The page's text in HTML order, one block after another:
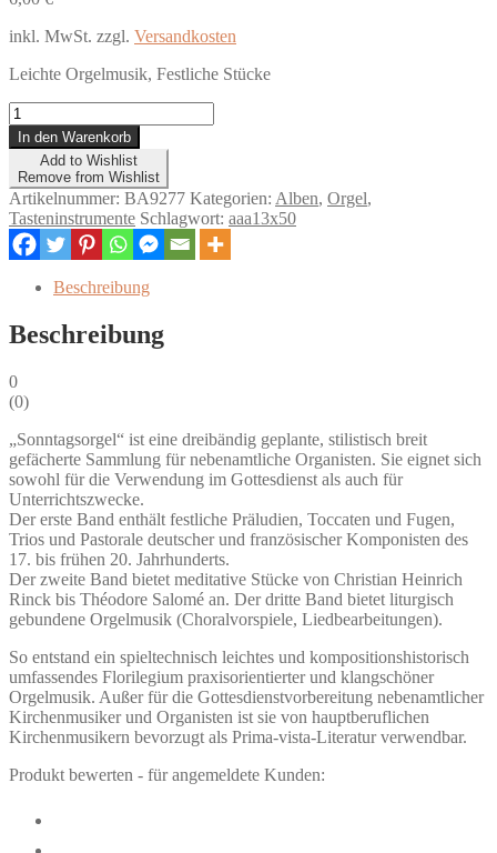
inkl. MwSt. zzgl. Versandkosten
Leichte Orgelmusik, Festliche Stücke
Sonntagsorgel
Bd.
1
Menge
In den Warenkorb
Add to Wishlist
Remove from Wishlist
Artikelnummer: BA9277 Kategorien: Alben, Orgel,
Tasteninstrumente Schlagwort: aaa13x50
Beschreibung
Beschreibung
0
(0)
„Sonntagsorgel“ ist eine dreibändig geplante, stilistisch breit
gefächerte Sammlung für nebenamtliche Organisten. Sie eignet sich
sowohl für die Verwendung im Gottesdienst als auch für
Unterrichtszwecke.
Der erste Band enthält festliche Präludien, Toccaten und Fugen,
Trios und Pastorale deutscher und französischer Komponisten des
17. bis frühen 20. Jahrhunderts.
Der zweite Band bietet meditative Stücke von Christian Heinrich
Rinck bis Théodore Salomé an. Der dritte Band bietet liturgisch
gebundene Orgelmusik (Choralvorspiele, Liedbearbeitungen).
So entstand ein spieltechnisch leichtes und kompositionshistorisch
umfassendes Florilegium praxisorientierter und klangschöner
Orgelmusik. Außer für die Gottesdienstvorbereitung nebenamtlicher
Kirchenmusiker und Organisten ist sie von hauptberuflichen
Kirchenmusikern bevorzugt als Prima-vista-Literatur verwendbar.
Produkt bewerten - für angemeldete Kunden: